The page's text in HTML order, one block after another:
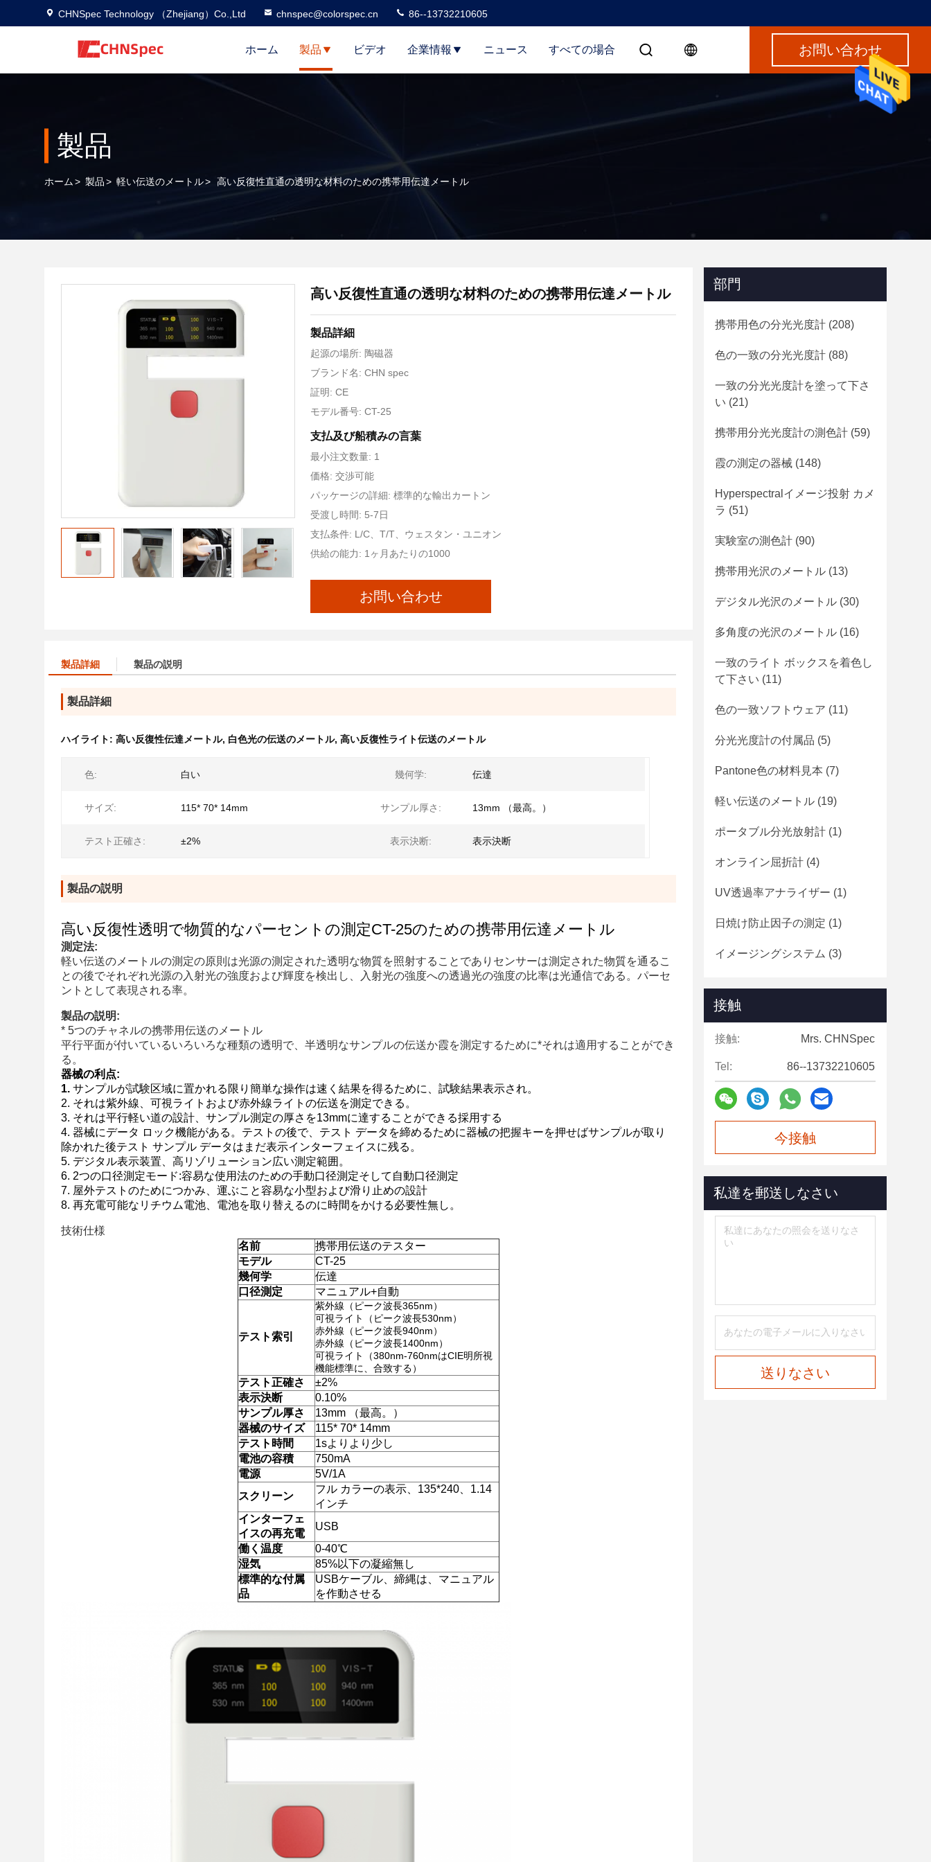
CHNSpec Technology （Zhejiang）Co.,Ltd chnspec@colorspec.cn 86--13732210605
ホーム 製品 ビデオ 企業情報 ニュース すべての場合 お問い合わせ
製品
ホーム> 製品> 軽い伝送のメートル> 高い反復性直通の透明な材料のための携帯用伝達メートル
高い反復性直通の透明な材料のための携帯用伝達メートル
製品詳細
起源の場所: 陶磁器
ブランド名: CHN spec
証明: CE
モデル番号: CT-25
支払及び船積みの言葉
最小注文数量: 1
価格: 交渉可能
パッケージの詳細: 標準的な輸出カートン
受渡し時間: 5-7日
支払条件: L/C、T/T、ウェスタン・ユニオン
供給の能力: 1ヶ月あたりの1000
お問い合わせ
製品詳細 製品の説明
製品詳細
ハイライト: 高い反復性伝達メートル, 白色光の伝送のメートル, 高い反復性ライト伝送のメートル
色: 白い 幾何学: 伝達
サイズ: 115* 70* 14mm サンプル厚さ: 13mm （最高。）
テスト正確さ: ±2% 表示決断: 表示決断
製品の説明
高い反復性透明で物質的なパーセントの測定CT-25のための携帯用伝達メートル
測定法:
軽い伝送のメートルの測定の原則は光源の測定された透明な物質を照射することでありセンサーは測定された物質を通るこ
との後でそれぞれ光源の入射光の強度および輝度を検出し、入射光の強度への透過光の強度の比率は光通信である。パーセ
ントとして表現される率。
製品の説明:
* 5つのチャネルの携帯用伝送のメートル
平行平面が付いているいろいろな種類の透明で、半透明なサンプルの伝送か霞を測定するために*それは適用することができ
る。
器械の利点:
1. サンプルが試験区域に置かれる限り簡単な操作は速く結果を得るために、試験結果表示され。
2. それは紫外線、可視ライトおよび赤外線ライトの伝送を測定できる。
3. それは平行軽い道の設計、サンプル測定の厚さを13mmに達することができる採用する
4. 器械にデータ ロック機能がある。テストの後で、テスト データを締めるために器械の把握キーを押せばサンプルが取り
除かれた後テスト サンプル データはまだ表示インターフェイスに残る。
5. デジタル表示装置、高リゾリューション広い測定範囲。
6. 2つの口径測定モード:容易な使用法のための手動口径測定そして自動口径測定
7. 屋外テストのためにつかみ、運ぶこと容易な小型および滑り止めの設計
8. 再充電可能なリチウム電池、電池を取り替えるのに時間をかける必要性無し。
技術仕様
名前
携帯用伝送のテスター
モデル
CT-25
幾何学
伝達
口径測定
マニュアル+自動
テスト索引
紫外線（ピーク波長365nm）
可視ライト（ピーク波長530nm）
赤外線（ピーク波長940nm）
赤外線（ピーク波長1400nm）
可視ライト（380nm-760nmはCIE明所視
機能標準に、合致する）
テスト正確さ
±2%
表示決断
0.10%
サンプル厚さ
13mm （最高。）
器械のサイズ
115* 70* 14mm
テスト時間
1sよりより少し
電池の容積
750mA
電源
5V/1A
スクリーン
フル カラーの表示、135*240、1.14
インチ
インターフェ
イスの再充電
USB
働く温度
0-40℃
湿気
85%以下の凝縮無し
標準的な付属
品
USBケーブル、締縄は、マニュアル
を作動させる
部門
携帯用色の分光光度計 (208)
色の一致の分光光度計 (88)
一致の分光光度計を塗って下さ
い (21)
携帯用分光光度計の測色計 (59)
霞の測定の器械 (148)
Hyperspectralイメージ投射 カメ
ラ (51)
実験室の測色計 (90)
携帯用光沢のメートル (13)
デジタル光沢のメートル (30)
多角度の光沢のメートル (16)
一致のライト ボックスを着色し
て下さい (11)
色の一致ソフトウェア (11)
分光光度計の付属品 (5)
Pantone色の材料見本 (7)
軽い伝送のメートル (19)
ポータブル分光放射計 (1)
オンライン屈折計 (4)
UV透過率アナライザー (1)
日焼け防止因子の測定 (1)
イメージングシステム (3)
接触
接触: Mrs. CHNSpec
Tel: 86--13732210605
今接触
私達を郵送しなさい
送りなさい